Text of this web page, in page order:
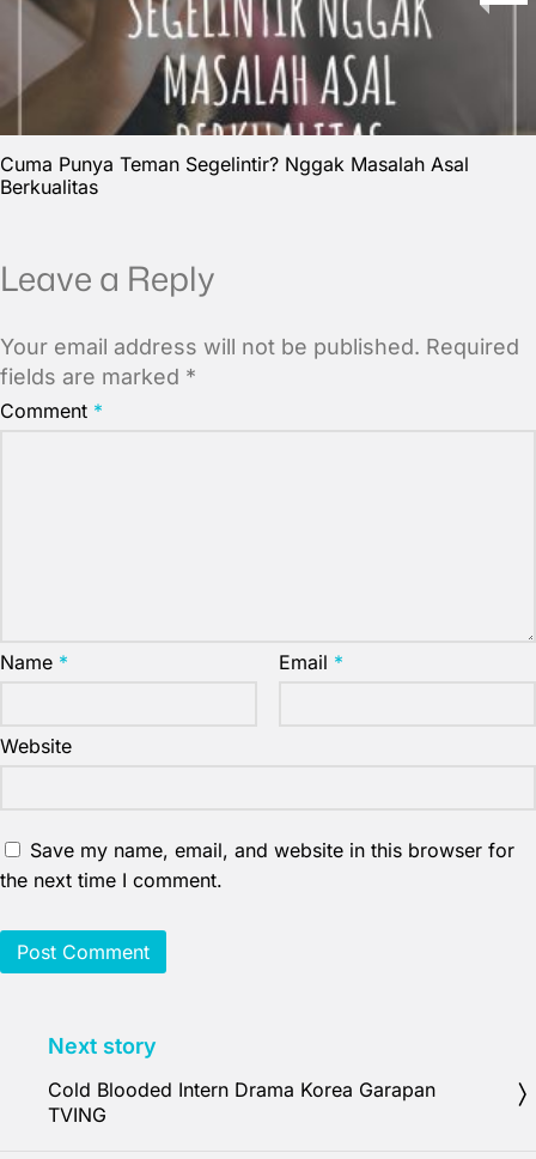
Cuma Punya Teman Segelintir? Nggak Masalah Asal
Berkualitas
Leave a Reply
Your email address will not be published. Required
fields are marked *
Comment *
Name * Email *
Website
Save my name, email, and website in this browser for
the next time I comment.
Next story
Cold Blooded Intern Drama Korea Garapan
TVING